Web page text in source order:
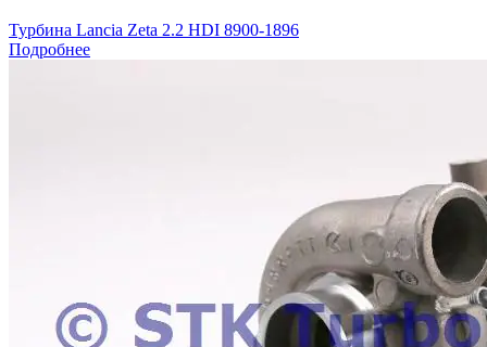
Турбина Lancia Zeta 2.2 HDI 8900-1896
Подробнее